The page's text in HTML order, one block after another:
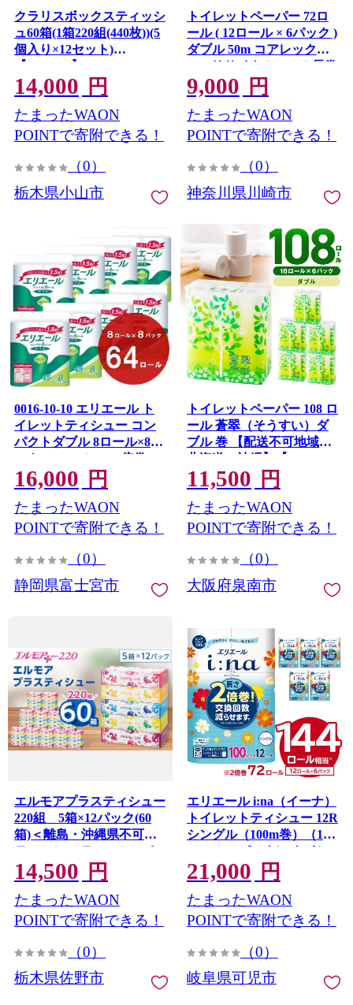
クラリスボックスティッシ
ュ60箱(1箱220組(440枚))(5
個入り×12セット)
【1256759】
14,000 円
たまったWAON
POINTで寄附できる！
（0）
栃木県小山市
トイレットペーパー 72ロ
ール ( 12ロール × 6パック )
ダブル 50m コアレックス
FSCリサイクルロール長巻
タイプ 再生紙 100％ 日用
品 消耗品 防災 備蓄 トイレ
ットペーパー トイレ 神奈
川県 川崎市 トイレットペ
活用品 といれっとぺーぱ
常 便利 サステナブル エコ
おすすめ
9,000 円
たまったWAON
POINTで寄附できる！
（0）
神奈川県川崎市
0016-10-10 エリエール ト
イレットティシュー コン
パクトダブル 8ロール×8パ
ック 64ロール 1.5倍巻
45m トイレットペーパー
ダブル パルプ100％ 香りつ
き 日用品 消耗品 備蓄
16,000 円
たまったWAON
POINTで寄附できる！
（0）
静岡県富士宮市
トイレットペーパー 108 ロ
ール 蒼翠（そうすい）ダ
ブル 巻 【配送不可地域：
北海道・沖縄】【020D-
006】
11,500 円
たまったWAON
POINTで寄附できる！
（0）
大阪府泉南市
エルモアプラスティシュー
220組 5箱×12パック(60
箱)＜離島・沖縄県不可＞_
ティッシュ ティッシュペ
ーパー 日用品 消耗品 まと
め買い 常備品 生活用品 ボ
ックスティッシュ
【1333461】
14,500 円
たまったWAON
POINTで寄附できる！
（0）
栃木県佐野市
エリエール i:na（イーナ）
トイレットティシュー 12R
シングル（100m巻）（12
ロール×6パック） トイレ
ットペーパー 2倍 巻 エコ
フローラル 日用品 トイレ
香り付き 新生活 備蓄 防災
消耗品 生活雑貨 生活用品
0095-005
21,000 円
たまったWAON
POINTで寄附できる！
（0）
岐阜県可児市